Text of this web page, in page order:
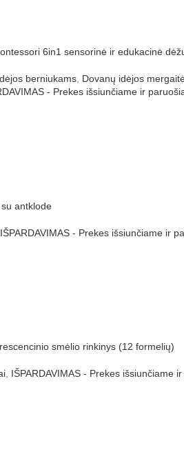
6in1 sensorinė ir edukacinė
berniukams Dovanų idėjos
- Prekes išsiunčiame ir
antklode
IŠPARDAVIMAS - Prekes išsiunčiame ir
smėlio rinkinys (12 formelių)
, IŠPARDAVIMAS - Prekes išsiunčiame